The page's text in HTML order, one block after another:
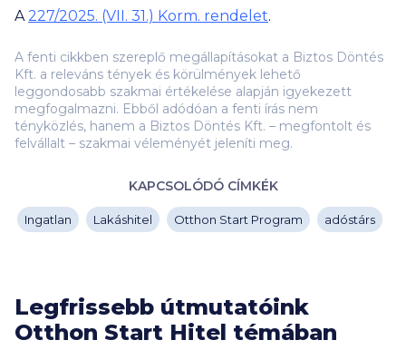
A227/2025. (VII. 31.) Korm. rendelet.
A fenti cikkben szereplő megállapításokat a Biztos Döntés
Kft. a releváns tények és körülmények lehető
leggondosabb szakmai értékelése alapján igyekezett
megfogalmazni. Ebből adódóan a fenti írás nem
tényközlés, hanem a Biztos Döntés Kft. – megfontolt és
felvállalt – szakmai véleményét jeleníti meg.
KAPCSOLÓDÓ CÍMKÉK
Ingatlan Lakáshitel Otthon Start Program adóstárs
Legfrissebb útmutatóink
Otthon Start Hitel témában